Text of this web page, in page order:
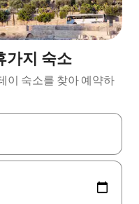
가지 숙소
이 숙소를 찾아 예약하
사용하거나 터치 또는 스와이